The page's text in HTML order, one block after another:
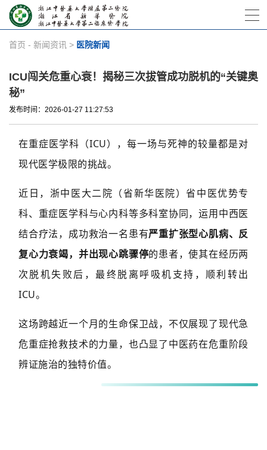
首页 - 新闻资讯 > 医院新闻
ICU闯关危重心衰！揭秘三次拔管成功脱机的“关键奥
秘”
发布时间：2026-01-27 11:27:53
在重症医学科（ICU），每一场与死神的较量都是对
现代医学极限的挑战。
近日，浙中医大二院（省新华医院）省中医优势专
科、重症医学科与心内科等多科室协同，运用中西医
结合疗法，成功救治一名患有严重扩张型心肌病、反
复心力衰竭，并出现心跳骤停的患者，使其在经历两
次脱机失败后，最终脱离呼吸机支持，顺利转出
ICU。
这场跨越近一个月的生命保卫战，不仅展现了现代急
危重症抢救技术的力量，也凸显了中医药在危重阶段
辨证施治的独特价值。